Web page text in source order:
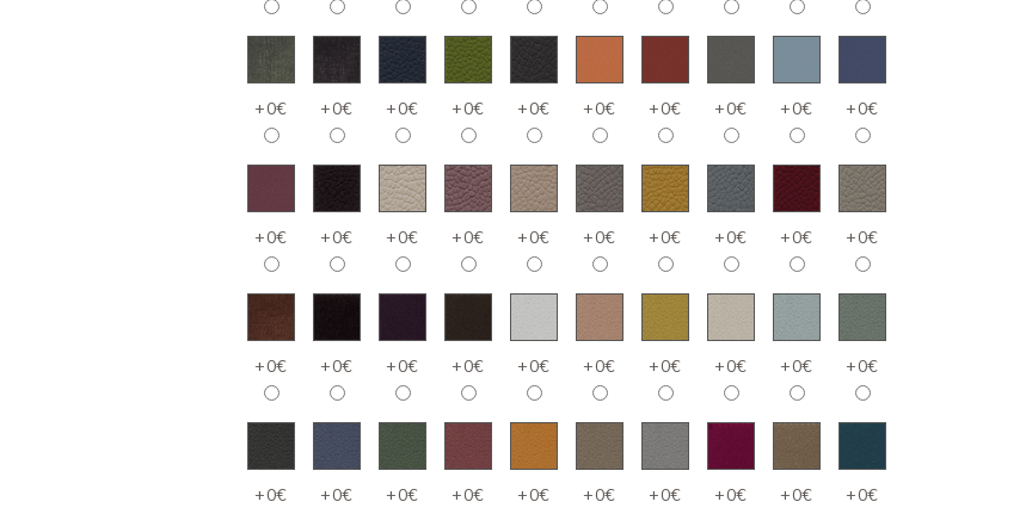
+0€ +0€ +0€ +0€ +0€ +0€ +0€ +0€ +0€ +0€
+0€ +0€ +0€ +0€ +0€ +0€ +0€ +0€ +0€ +0€
+0€ +0€ +0€ +0€ +0€ +0€ +0€ +0€ +0€ +0€
+0€ +0€ +0€ +0€ +0€ +0€ +0€ +0€ +0€ +0€